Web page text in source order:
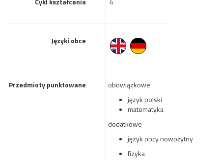
Języki obce
Przedmioty punktowane
obowiązkowe
język polski
matematyka
dodatkowe
język obcy nowożytny
fizyka